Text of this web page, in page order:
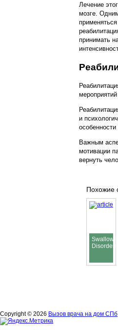
Лечение
мозге.
принимать
и
Важным
мотивации
вернуть
Похожие
Disorders
Copyright © 2026 Вызов врача на дом СПб